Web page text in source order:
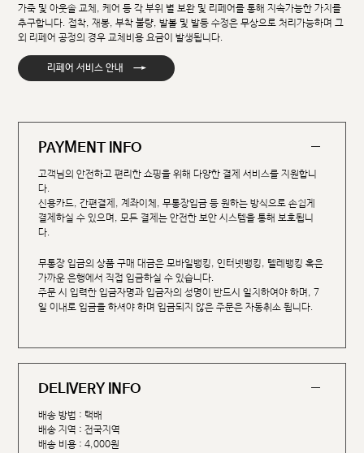
가죽 및 아웃솔 교체, 케어 등 각 부위 별 보완 및 리페어를 통해 지속가능한 가치를
추구합니다. 접착, 재봉, 부착 불량, 발볼 및 발등 수정은 무상으로 처리가능하며 그
외 리페어 공정의 경우 교체비용 요금이 발생됩니다.
리페어 서비스 안내 →
PAYMENT INFO
고객님의 안전하고 편리한 쇼핑을 위해 다양한 결제 서비스를 지원합니
다.
신용카드, 간편결제, 계좌이체, 무통장입금 등 원하는 방식으로 손쉽게
결제하실 수 있으며, 모든 결제는 안전한 보안 시스템을 통해 보호됩니
다.
무통장 입금의 상품 구매 대금은 모바일뱅킹, 인터넷뱅킹, 텔레뱅킹 혹은
가까운 은행에서 직접 입금하실 수 있습니다.
주문 시 입력한 입금자명과 입금자의 성명이 반드시 일치하여야 하며, 7
일 이내로 입금을 하셔야 하며 입금되지 않은 주문은 자동취소 됩니다.
DELIVERY INFO
배송 방법 : 택배
배송 지역 : 전국지역
배송 비용 : 4,000원